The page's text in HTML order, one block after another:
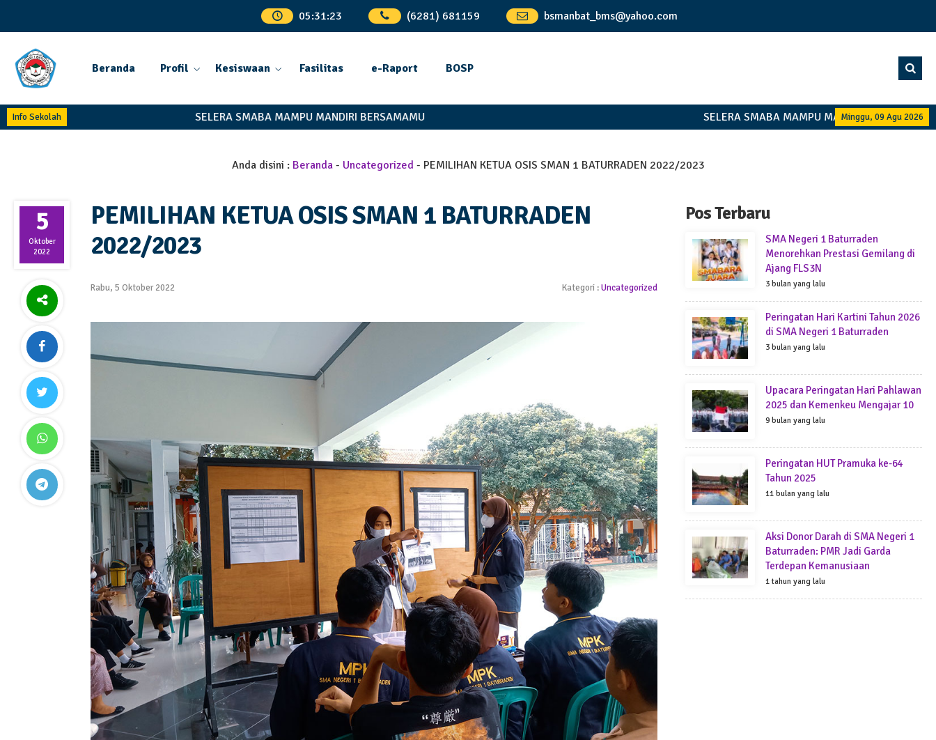
05:31:24 (6281) 681159 bsmanbat_bms@yahoo.com
Beranda Profil Kesiswaan Fasilitas e-Raport BOSP
Info Sekolah Minggu, 09 Agu 2026
SELERA SMABA MAMPU MANDIRI BERSAMAMU
SELERA SMABA MAMPU MANDIRI BERSAMAMU
Anda disini : Beranda- Uncategorized - PEMILIHAN KETUA OSIS SMAN 1 BATURRADEN 2022/2023
5
Oktober
2022
PEMILIHAN KETUA OSIS SMAN 1 BATURRADEN
2022/2023
Rabu, 5 Oktober 2022 Kategori :Uncategorized
Pos Terbaru
SMA Negeri 1 Baturraden
Menorehkan Prestasi Gemilang di
Ajang FLS3N
3 bulan yang lalu
Peringatan Hari Kartini Tahun 2026
di SMA Negeri 1 Baturraden
3 bulan yang lalu
Upacara Peringatan Hari Pahlawan
2025 dan Kemenkeu Mengajar 10
9 bulan yang lalu
Peringatan HUT Pramuka ke-64
Tahun 2025
11 bulan yang lalu
Aksi Donor Darah di SMA Negeri 1
Baturraden: PMR Jadi Garda
Terdepan Kemanusiaan
1 tahun yang lalu